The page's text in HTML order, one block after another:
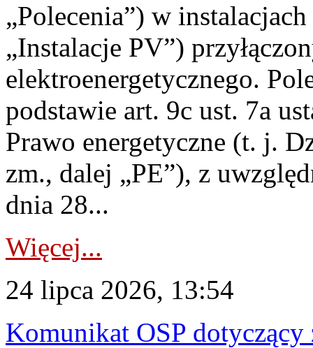
„Polecenia”) w
„Instalacje PV”)
elektroenergetycznego.
podstawie art. 9c ust. 7a
Prawo energetyczne (t. j.
zm., dalej „PE”), z
dnia 28...
Więcej...
24 lipca 2026, 13:54
Komunikat OSP dotyczący